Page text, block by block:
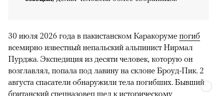
30 июля 2026 года в пакистанском Каракоруме погиб
всемирно известный непальский альпинист Нирмал
Пурджа. Экспедиция из десяти человек, которую он
возглавлял, попала под лавину на склоне Броуд-Пик. 2
августа спасатели обнаружили тела погибших. Бывший
британский спецназовец шел к историческому